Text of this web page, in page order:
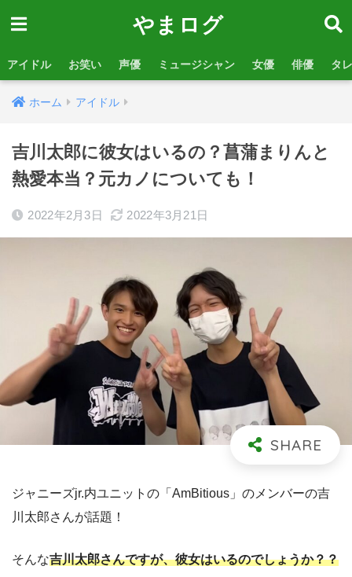
やまログ
アイドル お笑い 声優 ミュージシャン 女優 俳優 タ
ホーム アイドル
吉川太郎に彼女はいるの？菖蒲まりんと
熱愛本当？元カノについても！
2022年2月3日 2022年3月21日
ジャニーズjr.内ユニットの「AmBitious」のメンバーの吉
川太郎さんが話題！
そんな吉川太郎さんですが、彼女はいるのでしょうか？？